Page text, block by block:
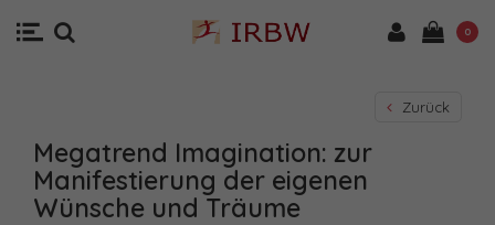
0
Zurück
Megatrend Imagination: zur
Manifestierung der eigenen
Wünsche und Träume